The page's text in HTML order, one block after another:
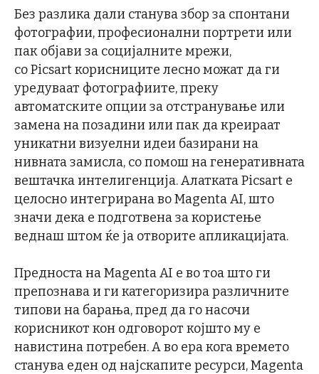
Без разлика дали станува збор за спонтани
фотографии, професионални портрети или
пак објави за социјалните мрежи,
со Picsart корисниците лесно можат да ги
уредуваат фотографиите, преку
автоматските опции за отстранување или
замена на позадини или пак да креираат
уникатни визуелни идеи базирани на
нивната замисла, со помош на генеративната
вештачка интелигенција. Алатката Picsart е
целосно интегрирана во Magenta AI, што
значи дека е подготвена за користење
веднаш штом ќе ја отворите апликацијата.
Предноста на Magenta AI е во тоа што ги
препознава и ги категоризира различните
типови на барања, пред да го насочи
корисникот кон одговорот којшто му е
навистина потребен. А во ера кога времето
станува еден од најскапите ресурси, Magenta